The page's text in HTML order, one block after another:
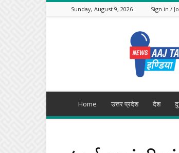
Sunday, August 9, 2026 Sign in /
India
Home उत्तर प्रदेश देश